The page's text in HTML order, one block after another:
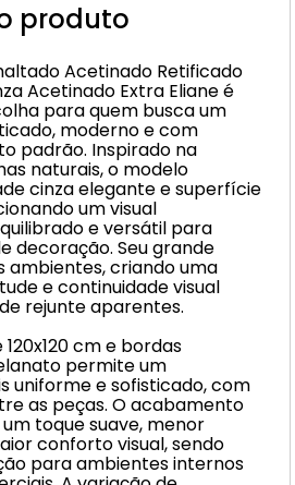
produto
Acetinado Retificado
Acetinado Extra Eliane é
para quem busca um
moderno e com
padrão. Inspirado na
naturais, o modelo
cinza elegante e superfície
um visual
e versátil para
decoração. Seu grande
ambientes, criando uma
e continuidade visual
rejunte aparentes.
cm e bordas
permite um
uniforme e sofisticado, com
as peças. O acabamento
toque suave, menor
conforto visual, sendo
para ambientes internos